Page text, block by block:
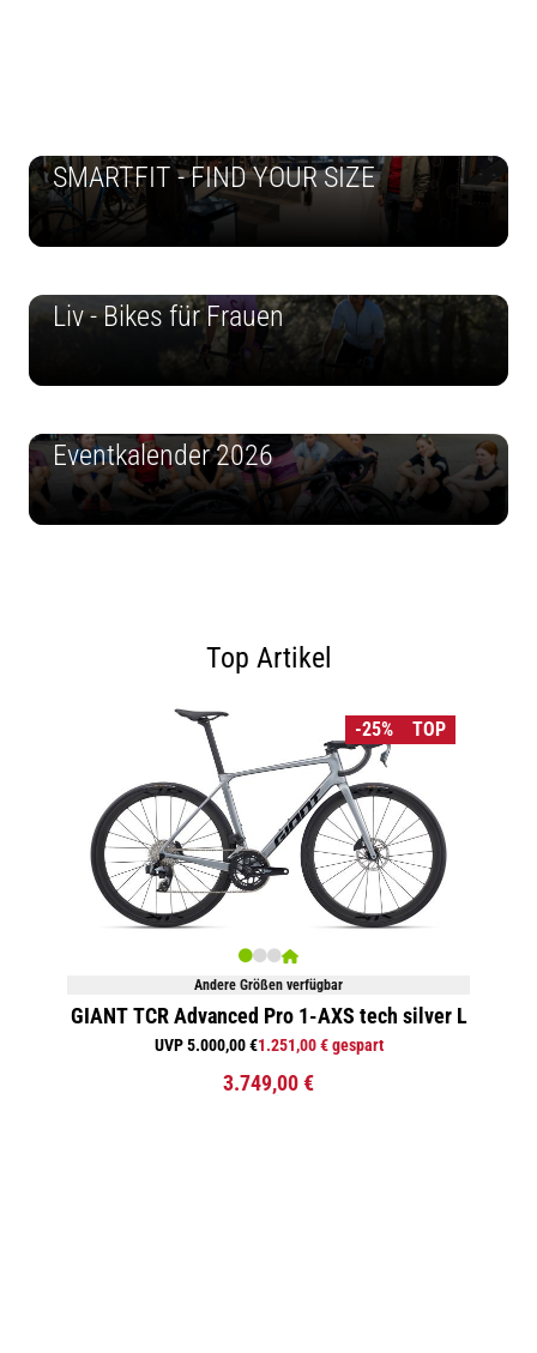
SMARTFIT - FIND YOUR SIZE
Liv - Bikes für Frauen
Eventkalender 2026
Top Artikel
-25% TOP
Andere Größen verfügbar
GIANT TCR Advanced Pro 1-AXS tech silver L
UVP 5.000,00 €1.251,00 € gespart
3.749,00 €